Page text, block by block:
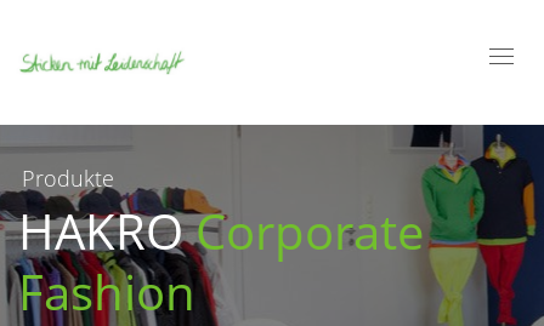
Produkte
HAKROCorporate
Fashion